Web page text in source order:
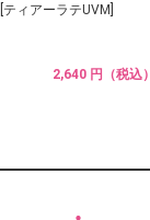
[ティアーラテUVM]
2,640 円（税込）